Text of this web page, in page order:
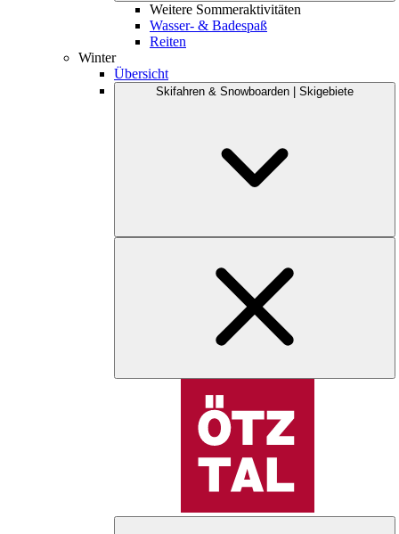
Weitere Sommeraktivitäten
Wasser- & Badespaß
Reiten
Winter
Übersicht
Skifahren & Snowboarden | Skigebiete